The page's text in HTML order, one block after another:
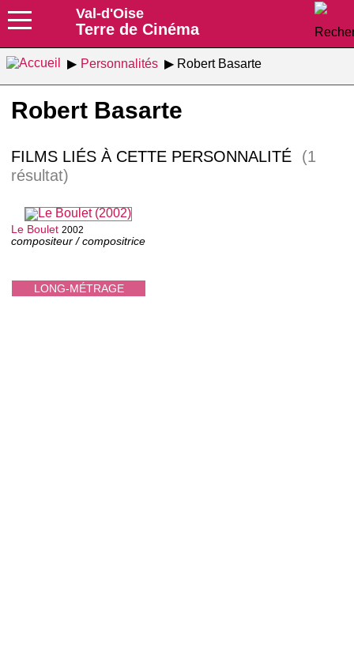
Val-d'Oise
Terre de Cinéma
Personnalités Robert Basarte
Robert Basarte
FILMS LIÉS À CETTE PERSONNALITÉ
(1
résultat)
LONG-MÉTRAGE
Le Boulet 2002
compositeur / compositrice